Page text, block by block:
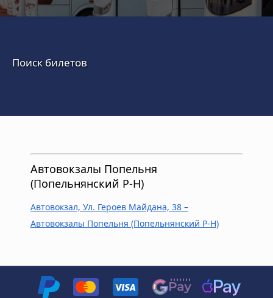
Поиск билетов
Автовокзалы Попельня
(Попельнянский Р-Н)
Автовокзал, Ул. Героев Майдана, 38 –
Автовокзалы Попельня (Попельнянский Р-Н)